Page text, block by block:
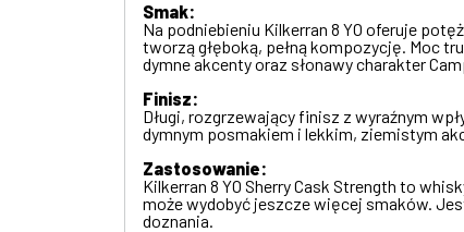
Smak:
Na podniebieniu Kilkerran 8 YO oferuje
tworzą głęboką, pełną kompozycję. Moc
dymne akcenty oraz słonawy charakter
Finisz:
Długi, rozgrzewający finisz z wyraźnym
dymnym posmakiem i lekkim, ziemistym
Zastosowanie:
Kilkerran 8 YO Sherry Cask Strength to
może wydobyć jeszcze więcej smaków.
doznania.